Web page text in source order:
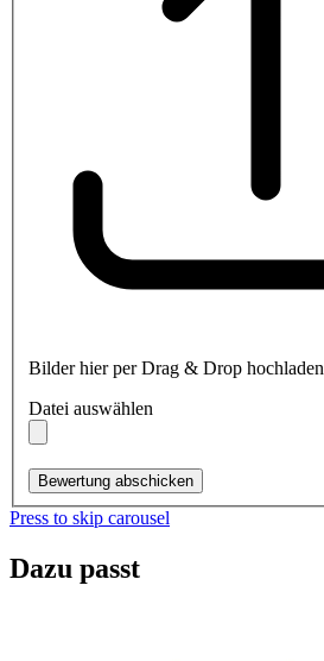
Bilder hier per Drag & Drop hochladen
Datei auswählen
Bewertung abschicken
Press to skip carousel
Dazu passt